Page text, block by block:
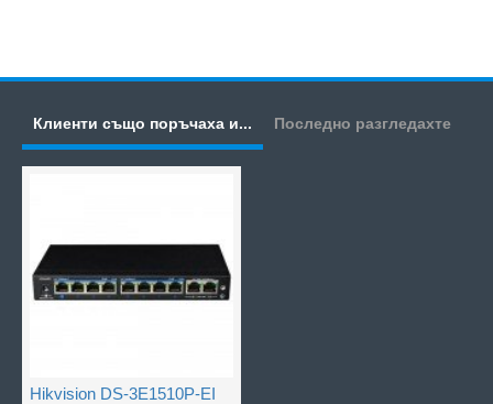
Клиенти също поръчаха и... Последно разгледахте
Hikvision DS-3E1510P-EI